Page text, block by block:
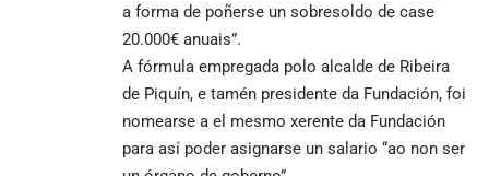
a forma de poñerse un sobresoldo de case
20.000€ anuais”.
A fórmula empregada polo alcalde de Ribeira
de Piquín, e tamén presidente da Fundación, foi
nomearse a el mesmo xerente da Fundación
para así poder asignarse un salario “ao non ser